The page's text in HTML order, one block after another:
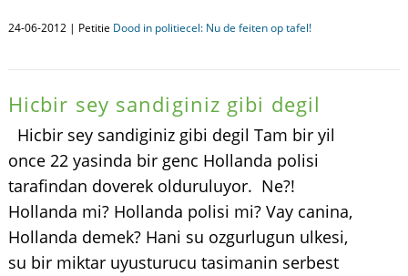
24-06-2012 | Petitie Dood in politiecel: Nu de feiten op tafel!
Hicbir sey sandiginiz gibi degil
Hicbir sey sandiginiz gibi degil Tam bir yil
once 22 yasinda bir genc Hollanda polisi
tarafindan doverek olduruluyor. Ne?!
Hollanda mi? Hollanda polisi mi? Vay canina,
Hollanda demek? Hani su ozgurlugun ulkesi,
su bir miktar uyusturucu tasimanin serbest